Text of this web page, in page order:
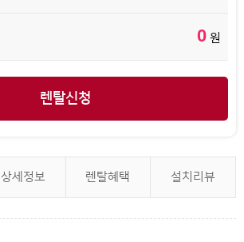
0 원
렌탈신청
상세정보 렌탈혜택 설치리뷰